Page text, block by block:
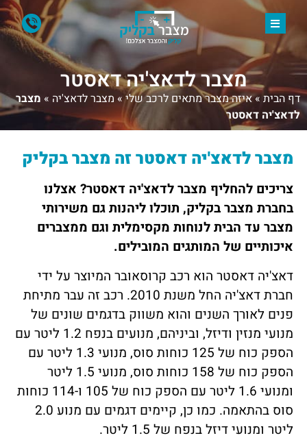
מצבר לדאצ'יה דאסטר
דף הבית»איזה מצבר מתאים לרכב שלי» מצבר לדאצ'יה » מצבר
לדאצ'יה דאסטר
מצבר לדאצ'יה דאסטרזה מצברבקליק
צריכים להחליף מצבר לדאצ'יה דאסטר? אצלנו
בחברת מצבר בקליק, תוכלו ליהנות גם משירותי
מצבר עד הבית לנוחות מקסימלית וגם ממצברים
איכותיים של המותגים המובילים.
דאצ'יה דאסטר הוא רכב קרוסאובר המיוצר על ידי
חברת דאצ'יה החל משנת 2010. רכב זה עבר מתיחת
פנים לאורך השנים והוא משווק בדגמים שונים של
מנועי מנזין ודיזל, וביניהם, מנועים בנפח
1.2 ליטר עם
הספק כוח של 125 כוחות סוס, מנועי 1.3 ליטר עם
הספק כוח של 158 כוחות סוס, מנועי 1.5 ליטר
ומנועי 1.6 ליטר עם הספק כוח של 105 ו-114 כוחות
סוס בהתאמה. כמו כן, קיימים דגמים עם מנוע 2.0
ליטר ומנועי דיזל בנפח של 1.5 ליטר.